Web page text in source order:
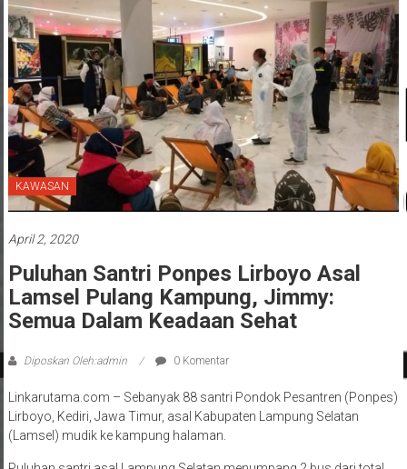
KAWASAN
April 2, 2020
Puluhan Santri Ponpes Lirboyo Asal
Lamsel Pulang Kampung, Jimmy:
Semua Dalam Keadaan Sehat
Diposkan Oleh:admin 0 Komentar
Linkarutama.com – Sebanyak 88 santri Pondok Pesantren (Ponpes)
Lirboyo, Kediri, Jawa Timur, asal Kabupaten Lampung Selatan
(Lamsel) mudik ke kampung halaman.